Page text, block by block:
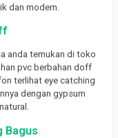
dan modern.
anda temukan di toko
pvc berbahan doff
terlihat eye catching
dengan gypsum
Bagus